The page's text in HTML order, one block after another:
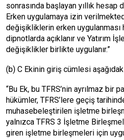
sonrasında başlayan yıllık hesap
Erken uygulamaya izin
değişikliklerin erken uygulanması
dipnotlarda açıklanır ve Yatırım
değişiklikler birlikte uygulanır.”
(b) C Ekinin giriş cümlesi
“Bu Ek, bu TFRS’nin ayrılmaz bir
hükümler, TFRS’lere geçiş
muhasebeleştirilen işletme
yalnızca TFRS 3 İşletme
giren işletme birleşmeleri için